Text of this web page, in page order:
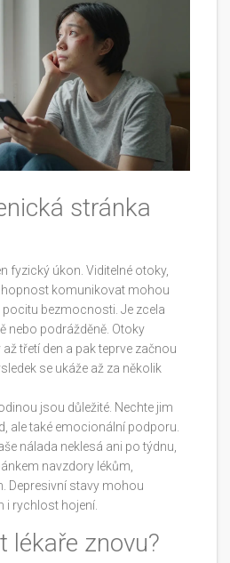
stránka
fyzický úkon. Viditelné otoky,
komunikovat mohou
bezmocnosti. Je zcela
nebo podrážděně. Otoky
třetí den a pak teprve začnou
se ukáže až za několik
jsou důležité. Nechte jim
ale také emocionální podporu.
nálada neklesá ani po týdnu,
navzdory lékům,
Depresivní stavy mohou
i rychlost hojení.
lékaře znovu?